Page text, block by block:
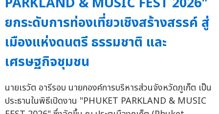
ยกระดับการท่องเที่ยวเชิงสร้างสรรค์ สู่
เมืองแห่งดนตรี ธรรมชาติ และ
เศรษฐกิจชุมชน
นายเรวัต อารีรอบ นายกองค์การบริหารส่วนจังหวัดภูเก็ต เป็น
ประธานในพิธีเปิดงาน "PHUKET PARKLAND & MUSIC